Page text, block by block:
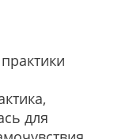
для